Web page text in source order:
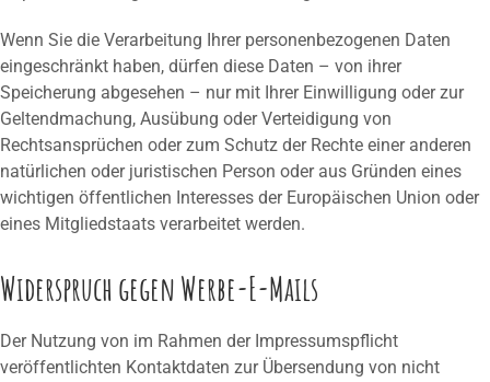
Wenn Sie die Verarbeitung Ihrer personenbezogenen Daten
eingeschränkt haben, dürfen diese Daten – von ihrer
Speicherung abgesehen – nur mit Ihrer Einwilligung oder zur
Geltendmachung, Ausübung oder Verteidigung von
Rechtsansprüchen oder zum Schutz der Rechte einer anderen
natürlichen oder juristischen Person oder aus Gründen eines
wichtigen öffentlichen Interesses der Europäischen Union oder
eines Mitgliedstaats verarbeitet werden.
Widerspruch gegen Werbe-E-Mails
Der Nutzung von im Rahmen der Impressumspflicht
veröffentlichten Kontaktdaten zur Übersendung von nicht